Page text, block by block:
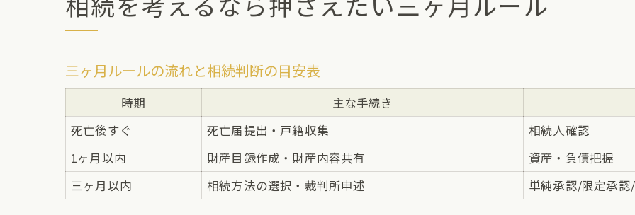
三ヶ月ルールの流れと相続判断の目安表
時期 主な手続き
死亡後すぐ
死亡届提出・戸籍収集
相続人確認
1ヶ月以内
財産目録作成・財産内容共有
資産・負債把握
三ヶ月以内
相続方法の選択・裁判所申述 単純承認/限定承